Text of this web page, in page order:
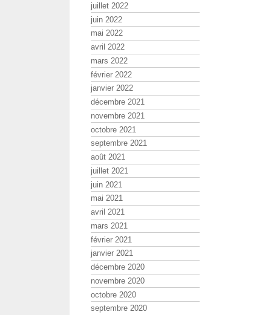
juillet 2022
juin 2022
mai 2022
avril 2022
mars 2022
février 2022
janvier 2022
décembre 2021
novembre 2021
octobre 2021
septembre 2021
août 2021
juillet 2021
juin 2021
mai 2021
avril 2021
mars 2021
février 2021
janvier 2021
décembre 2020
novembre 2020
octobre 2020
septembre 2020